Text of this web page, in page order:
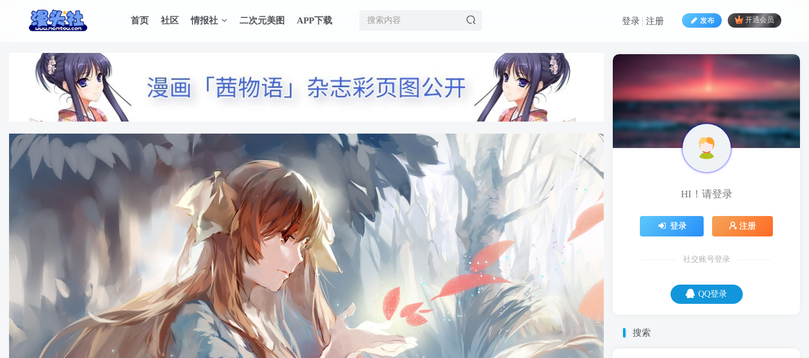
首页 社区 情报社 二次元美图 APP下载 发布 开通会员
登录 注册
HI！请登录
登录 注册
社交账号登录
QQ登录
搜索
HI！请登录
登录 注册
社交账号登录
QQ登录